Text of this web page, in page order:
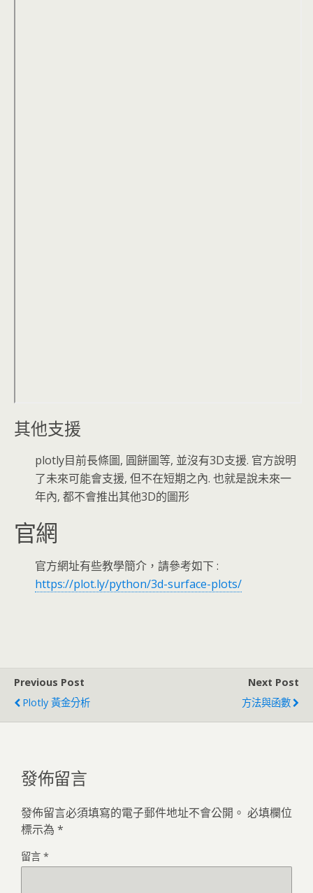
其他支援
plotly目前長條圖, 圓餅圖等, 並沒有3D支援. 官方說明
了未來可能會支援, 但不在短期之內. 也就是說未來一
年內, 都不會推出其他3D的圖形
官網
官方網址有些教學簡介，請參考如下 :
https://plot.ly/python/3d-surface-plots/
Previous Post
Plotly 黃金分析
Next Post
方法與函數
發佈留言
發佈留言必須填寫的電子郵件地址不會公開。 必填欄位
標示為 *
留言 *